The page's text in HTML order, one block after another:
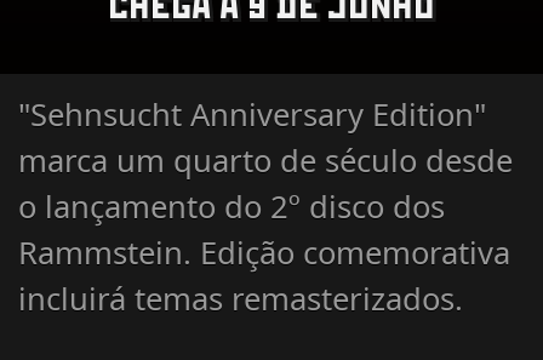
"Sehnsucht Anniversary Edition"
marca um quarto de século desde
o lançamento do 2º disco dos
Rammstein. Edição comemorativa
incluirá temas remasterizados.